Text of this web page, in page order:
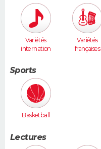
Variétés
internation
Variétés
françaises
Sports
Basketball
Lectures